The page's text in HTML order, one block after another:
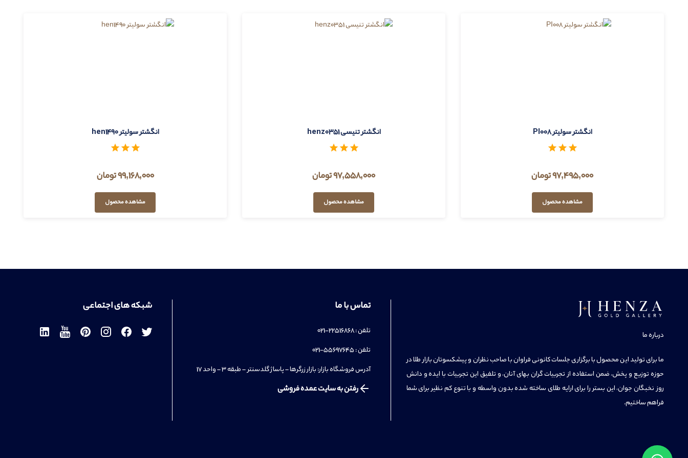
انگشتر سولیتر PI008
97,495,000 تومان
مشاهده محصول
انگشتر تنیسی henz0351
97,558,000 تومان
مشاهده محصول
انگشتر سولیتر hen1490
99,168,000 تومان
مشاهده محصول
درباره ما
ما برای تولید این محصول با برگزاری جلسات کانونی فراوان با صاحب نظران و پیشکسوتان بازار طلا در
حوزه توزیع و پخش، ضمن استفاده از تجربیات گران بهای آنان، و تلفیق این تجربیات با ایده و دانش
روز نخبگان جوان، این بستر را برای ارایه طلای ساخته شده بدون واسطه و با تنوع کم نظیر برای شما
فراهم ساختیم.
تماس با ما
تلفن : 22516868-021
تلفن : 55697645-021
آدرس فروشگاه بازار: بازار زرگرها – پاساژ گلدسنتر – طبقه 3 – واحد 17
رفتن به سایت عمده فروشی
شبکه های اجتماعی